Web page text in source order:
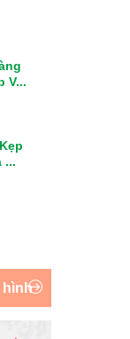
V...
...
hình